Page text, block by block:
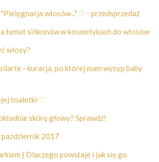
włosów..." ♡ - przedsprzedaż
temat silikonów w kosmetykach do włosów
włosy?
- kuracja, po której mam wysyp baby
toaletki ♡
skórę głowy? Sprawdź!
2017
| Dlaczego powstaje i jak się go